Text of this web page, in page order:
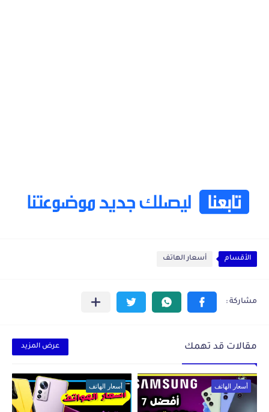
الأقسام أسعار الهاتف
مقالات قد تهمك عرض المزيد
أسعار الهاتف أسعار الهاتف